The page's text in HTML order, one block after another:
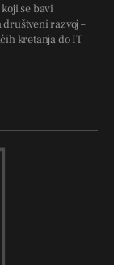
se bavi
razvoj –
kretanja do IT